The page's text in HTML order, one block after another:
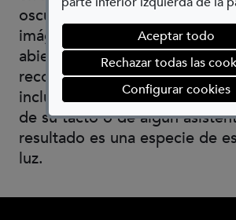
Aceptar todo
Rechazar todas las
Configurar cookies
oscura. A menudo sus trabajos
imágenes expuestas
abierto el obturador mientras
recorre los objetos con una
incluso con una vela. Para
de su tacto o de algún
resultado es una especie de
luz.